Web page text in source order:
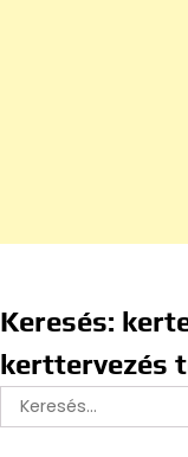
Keresés:
kerttervezés
Keresés: